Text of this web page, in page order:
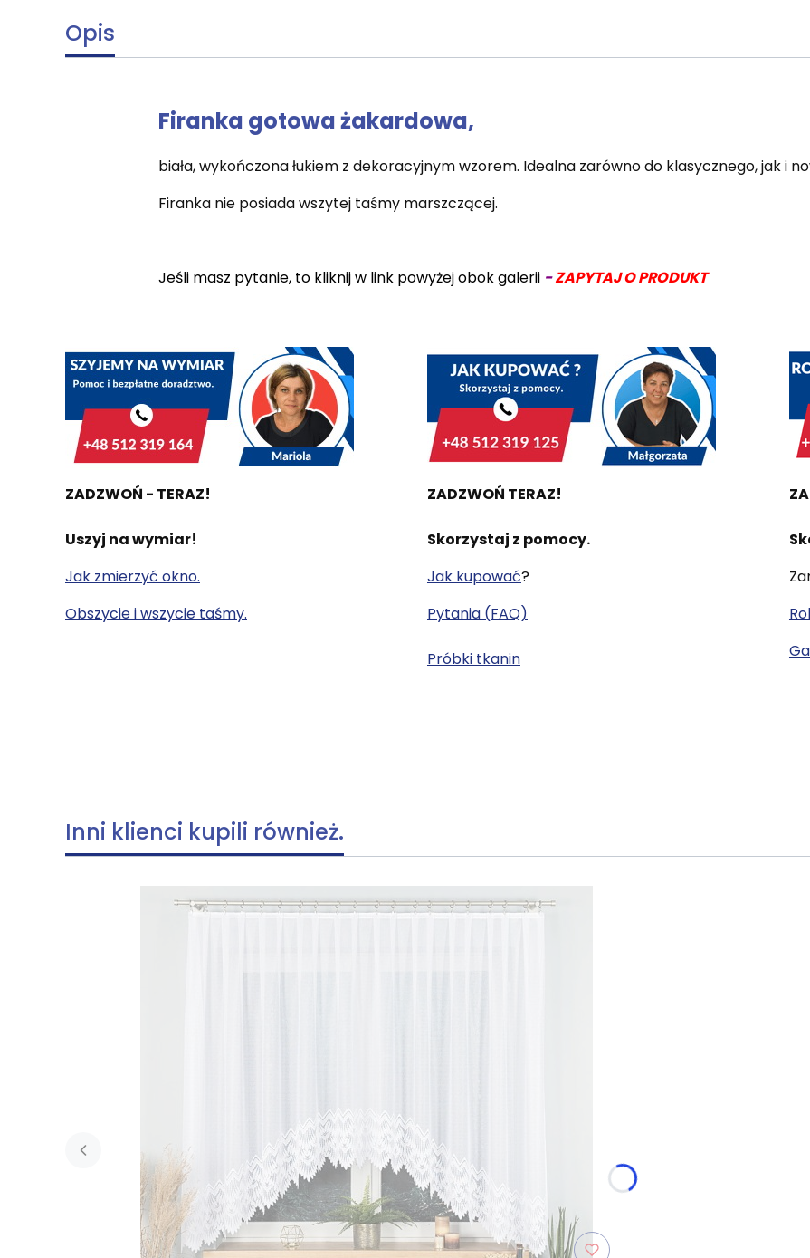
Opis
Firanka gotowa żakardowa,
biała, wykończona łukiem z dekoracyjnym wzorem. Idealna zarówno do klasycznego, jak i
Firanka nie posiada wszytej taśmy marszczącej.
Jeśli masz pytanie, to kliknij w link powyżej obok galerii -ZAPYTAJ O PRODUKT
ZADZWOŃ - TERAZ!
Uszyj na wymiar!
Jak zmierzyć okno.
Obszycie i wszycie taśmy.
ZADZWOŃ TERAZ!
Skorzystaj z pomocy.
Jak kupować?
Pytania (FAQ)
Próbki tkanin
Inni klienci kupili również.